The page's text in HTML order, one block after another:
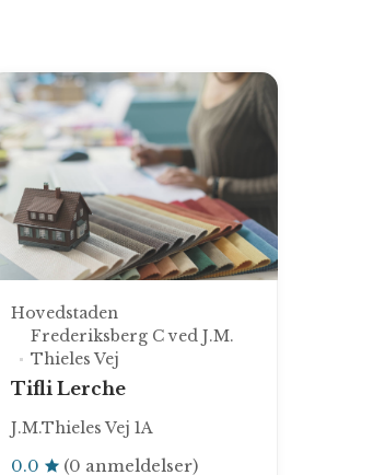
Hovedstaden
Frederiksberg C ved J.M.
Thieles Vej
Tifli Lerche
J.M.Thieles Vej 1A
0.0 (0 anmeldelser)